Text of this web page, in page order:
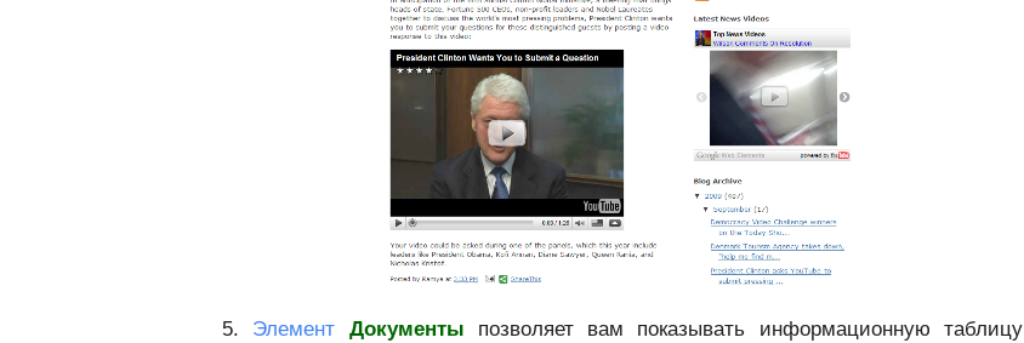
5. Элемент Документы позволяет вам показывать информационную таблицу